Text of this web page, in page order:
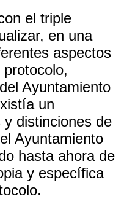
el triple
en una
aspectos
Ayuntamiento
un
distinciones de
Ayuntamiento
hasta ahora de
y específica